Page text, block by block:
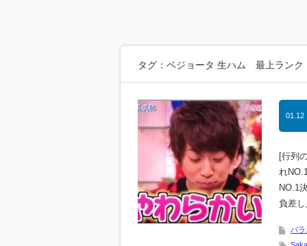
タグ：ベジョータ 生ハム 最上ランク
01.12
[行列
れ
NO.1
負差
バラ